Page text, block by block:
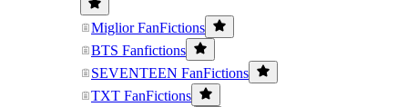
Miglior FanFictions
BTS Fanfictions
SEVENTEEN FanFictions
TXT FanFictions